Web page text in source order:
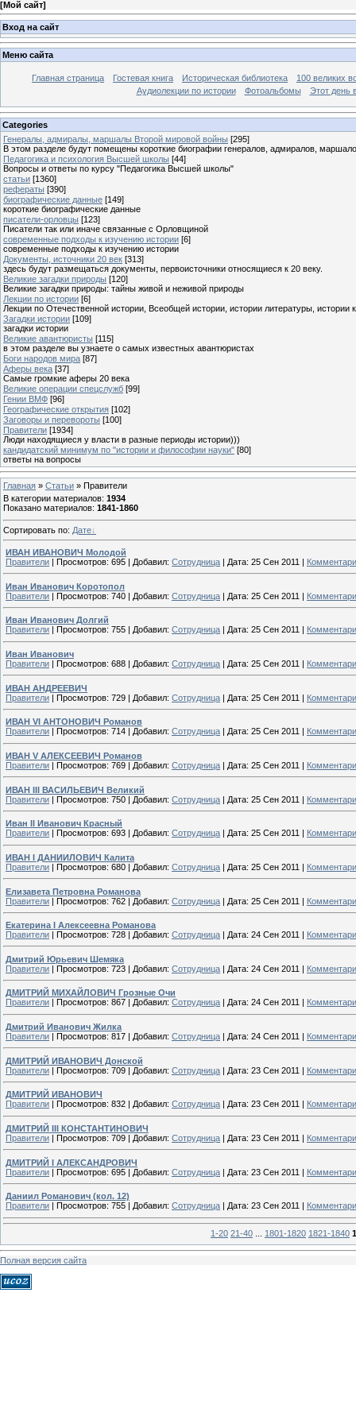
[Мой сайт]
Вход на сайт
Меню сайта
Главная страница Гостевая книга Историческая библиотека
100 великих
Аудиолекции по истории
Фотоальбомы Этот день
Categories
Генералы, адмиралы, маршалы Второй мировой войны [295]
В этом разделе будут помещены короткие биографии генералов, адмиралов,
Педагогика и психология Высшей школы [44]
Вопросы и ответы по курсу "Педагогика Высшей школы"
статьи [1360]
рефераты [390]
биографические данные [149]
короткие биографические данные
писатели-орловцы [123]
Писатели так или иначе связанные с Орловщиной
современные подходы к изучению истории [6]
современные подходы к изучению истории
Документы, источники 20 век [313]
здесь будут размещаться документы, первоисточники относящиеся к 20 веку.
Великие загадки природы [120]
Великие загадки природы: тайны живой и неживой природы
Лекции по истории [6]
Лекции по Отечественной истории, Всеобщей истории, истории литературы, истории
Загадки истории [109]
загадки истории
Великие авантюристы [115]
в этом разделе вы узнаете о самых известных авантюристах
Боги народов мира [87]
Аферы века [37]
Самые громкие аферы 20 века
Великие операции спецслужб [99]
Гении ВМФ [96]
Географические открытия [102]
Заговоры и перевороты [100]
Правители [1934]
Люди находящиеся у власти в разные периоды истории)))
кандидатский минимум по "истории и философии науки" [80]
ответы на вопросы
Главная » Статьи » Правители
В категории материалов: 1934
Показано материалов: 1841-1860
Сортировать по: Дате
ИВАН ИВАНОВИЧ Молодой
Правители | Просмотров: 695 | Добавил: Сотрудница | Дата: 25 Сен 2011 |
Иван Иванович Коротопол
Правители | Просмотров: 740 | Добавил: Сотрудница | Дата: 25 Сен 2011 |
Иван Иванович Долгий
Правители
Просмотров: 755 Добавил: Сотрудница Дата: 25 Сен 2011
Иван Иванович
Правители | Просмотров: 688 | Добавил: Сотрудница | Дата: 25 Сен 2011 |
ИВАН АНДРЕЕВИЧ
Правители | Просмотров: 729 | Добавил: Сотрудница | Дата: 25 Сен 2011 |
ИВАН VI АНТОНОВИЧ Романов
Правители
Просмотров: 714 Добавил: Сотрудница Дата: 25 Сен 2011
ИВАН V АЛЕКСЕЕВИЧ Романов
Правители | Просмотров: 769 | Добавил: Сотрудница | Дата: 25 Сен 2011 |
ИВАН III ВАСИЛЬЕВИЧ Великий
Правители | Просмотров: 750 | Добавил: Сотрудница | Дата: 25 Сен 2011 |
Иван II Иванович Красный
Правители | Просмотров: 693 | Добавил: Сотрудница | Дата: 25 Сен 2011 |
ИВАН I ДАНИИЛОВИЧ Калита
Правители | Просмотров: 680 | Добавил: Сотрудница | Дата: 25 Сен 2011 |
Елизавета Петровна Романова
Правители | Просмотров: 762 | Добавил: Сотрудница | Дата: 25 Сен 2011 |
Екатерина I Алексеевна Романова
Правители | Просмотров: 728 | Добавил: Сотрудница | Дата: 24 Сен 2011 |
Дмитрий Юрьевич Шемяка
Правители | Просмотров: 723 | Добавил: Сотрудница | Дата: 24 Сен 2011 |
ДМИТРИЙ МИХАЙЛОВИЧ Грозные Очи
Правители
Просмотров: 867 Добавил: Сотрудница Дата: 24 Сен 2011
Дмитрий Иванович Жилка
Правители | Просмотров: 817 | Добавил: Сотрудница | Дата: 24 Сен 2011 |
ДМИТРИЙ ИВАНОВИЧ Донской
Правители | Просмотров: 709 | Добавил: Сотрудница | Дата: 23 Сен 2011 |
ДМИТРИЙ ИВАНОВИЧ
Правители
Просмотров: 832 Добавил: Сотрудница Дата: 23 Сен 2011
ДМИТРИЙ III КОНСТАНТИНОВИЧ
Правители | Просмотров: 709 | Добавил: Сотрудница | Дата: 23 Сен 2011 |
ДМИТРИЙ I АЛЕКСАНДРОВИЧ
Правители | Просмотров: 695 | Добавил: Сотрудница | Дата: 23 Сен 2011 |
Даниил Романович (кол. 12)
Правители
Просмотров: 755 Добавил: Сотрудница Дата: 23 Сен 2011
1-20 21-40 1801-1820 1821-1840
Полная версия сайта